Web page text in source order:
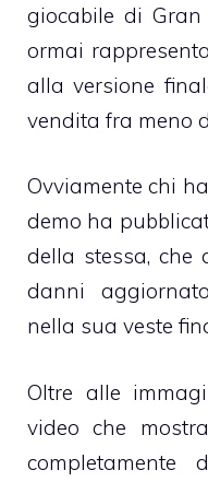
giocabile di Gran
ormai
alla versione
vendita fra meno
Ovviamente chi
demo ha
della stessa, che
danni
nella sua veste
Oltre alle
video che
completamente